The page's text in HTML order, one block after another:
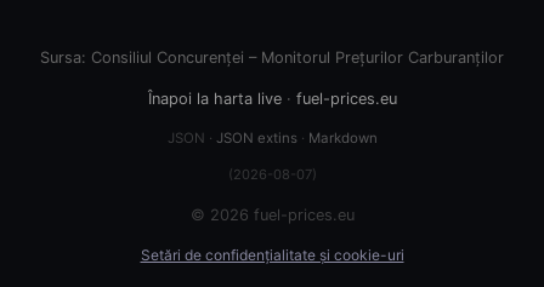
Sursa: Consiliul Concurenței – Monitorul Prețurilor Carburanților
Înapoi la harta live· fuel-prices.eu
JSON · JSON extins· Markdown
(2026-08-07)
© 2026 fuel-prices.eu
Setări de confidențialitate și cookie-uri